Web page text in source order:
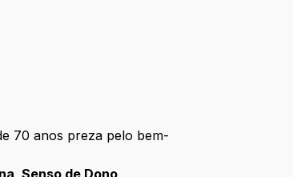
70 anos preza pelo bem-